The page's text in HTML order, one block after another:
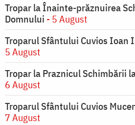
Tropar la Înainte-prăznuirea
Domnului - 5 August
Troparul Sfântului Cuvios Ioan
5 August
Tropar la Praznicul Schimbării
6 August
Troparul Sfântului Cuvios
7 August